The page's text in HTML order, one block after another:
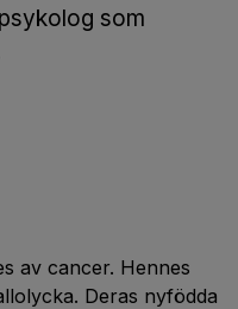
som
av cancer. Hennes
Deras nyfödda